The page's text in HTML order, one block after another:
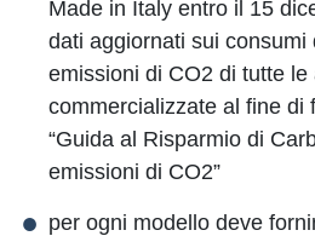
Made in Italy entro il 15
dati aggiornati sui consumi
emissioni di CO2 di tutte le
commercializzate al fine di
“Guida al Risparmio di
emissioni di CO2”
per ogni modello deve